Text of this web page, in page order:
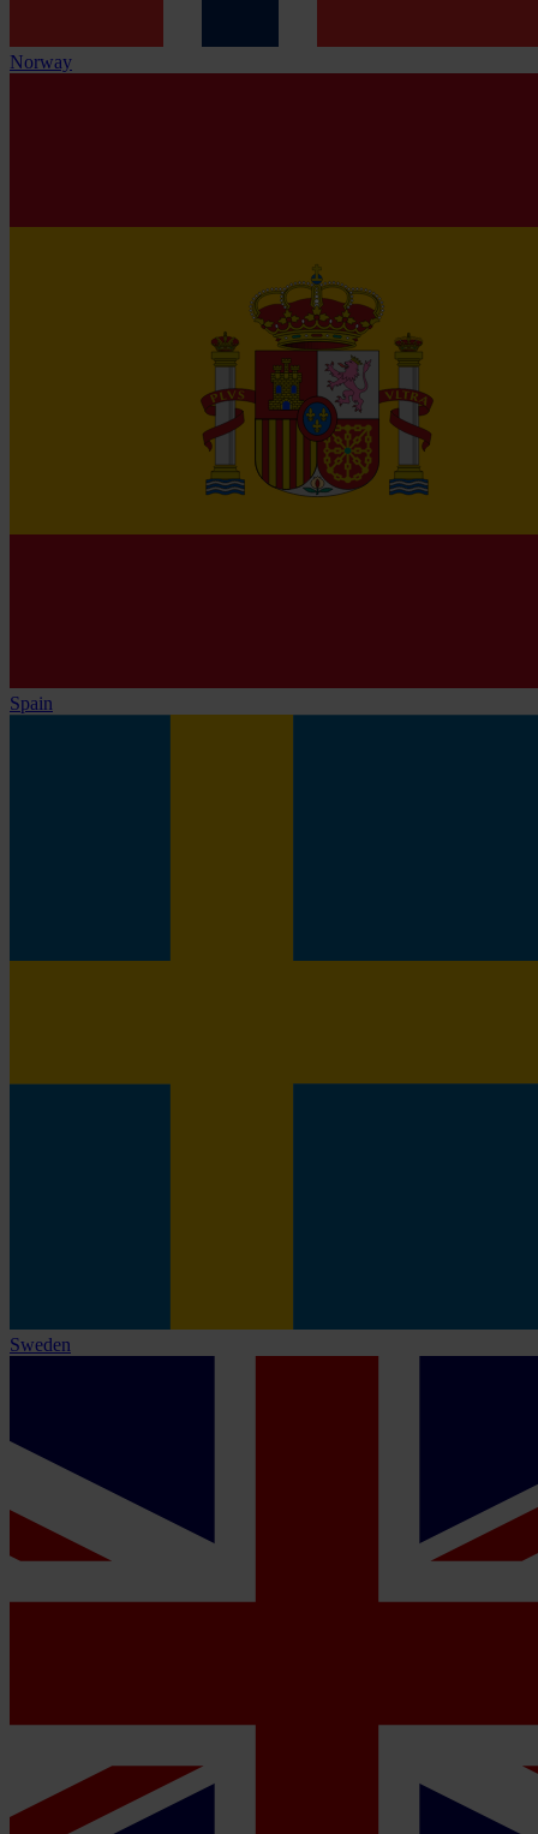
Norway
Spain
Sweden